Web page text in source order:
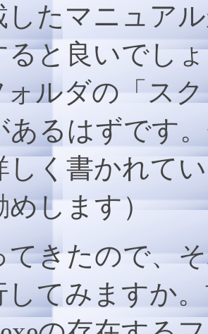
したマニュア
ると良いでし
ォルダの「ス
あるはずです
しく書かれて
します）
てきたので、
してみますか